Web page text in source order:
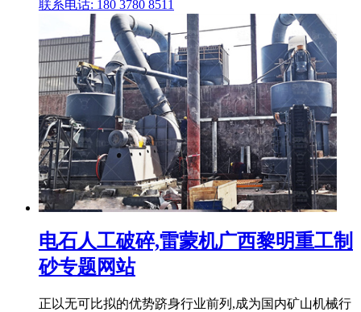
联系电话: 180 3780 8511
电石人工破碎,雷蒙机广西黎明重工制
砂专题网站
正以无可比拟的优势跻身行业前列,成为国内矿山机械行